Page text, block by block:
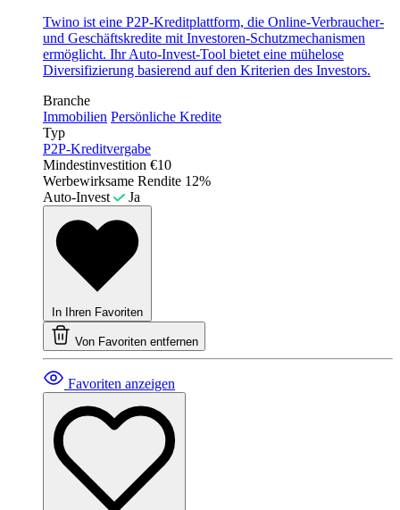
Twino ist eine P2P-Kreditplattform, die Online-Verbraucher-
und Geschäftskredite mit Investoren-Schutzmechanismen
ermöglicht. Ihr Auto-Invest-Tool bietet eine mühelose
Diversifizierung basierend auf den Kriterien des Investors.
Branche
Immobilien Persönliche Kredite
Typ
P2P-Kreditvergabe
Mindestinvestition €10
Werbewirksame Rendite 12%
Auto-Invest
Ja
In Ihren Favoriten
Von Favoriten entfernen
Favoriten anzeigen